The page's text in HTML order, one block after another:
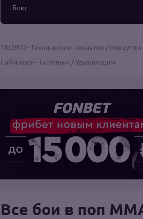
Бокс
TKO/KO - Техническим нокаутом / Нокаутом
Сабмишен - Болевым / Удушающим
Все бои в поп